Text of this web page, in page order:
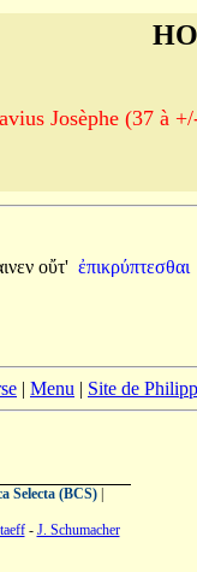
Josèphe (37 à
οὔτ' ἐπικρύπτεσθαι
| Menu | Site de
Selecta (BCS)|
- J. Schumacher